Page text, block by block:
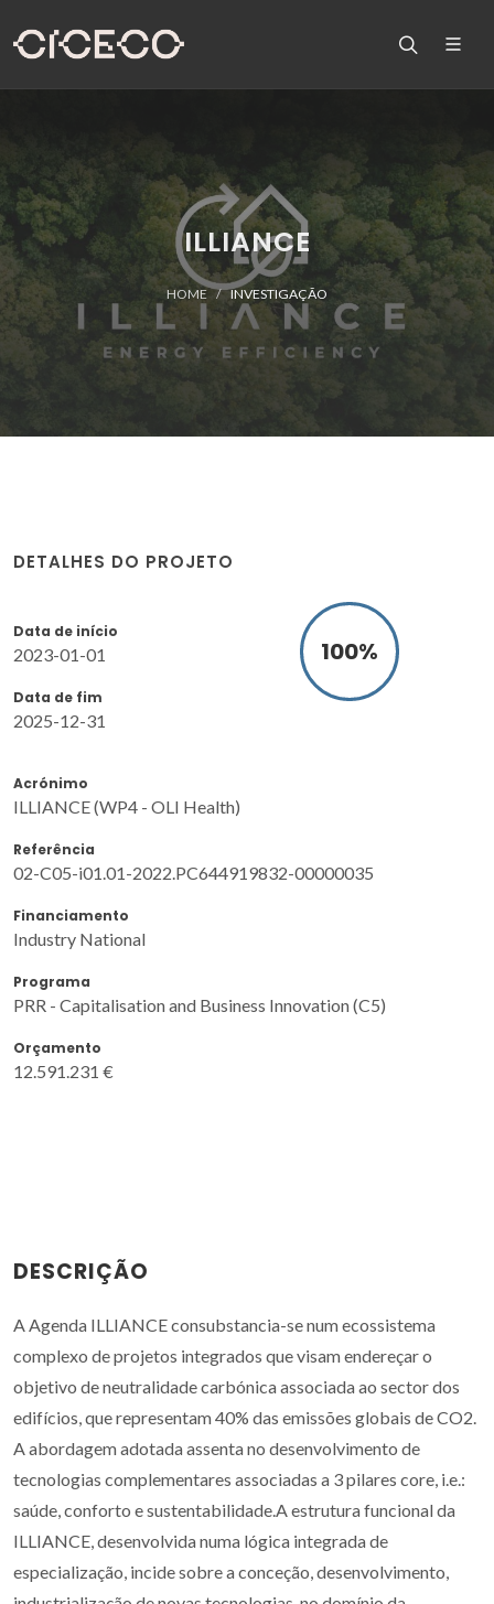
ILLIANCE
HOME INVESTIGAÇÃO
DETALHES DO PROJETO
Data de início
2023-01-01
Data de fim
2025-12-31
100%
Acrónimo
ILLIANCE (WP4 - OLI Health)
Referência
02-C05-i01.01-2022.PC644919832-00000035
Financiamento
Industry National
Programa
PRR - Capitalisation and Business Innovation (C5)
Orçamento
12.591.231 €
DESCRIÇÃO
A Agenda ILLIANCE consubstancia-se num ecossistema
complexo de projetos integrados que visam endereçar o
objetivo de neutralidade carbónica associada ao sector dos
edifícios, que representam 40% das emissões globais de CO2.
A abordagem adotada assenta no desenvolvimento de
tecnologias complementares associadas a 3 pilares core, i.e.:
saúde, conforto e sustentabilidade.A estrutura funcional da
ILLIANCE, desenvolvida numa lógica integrada de
especialização, incide sobre a conceção, desenvolvimento,